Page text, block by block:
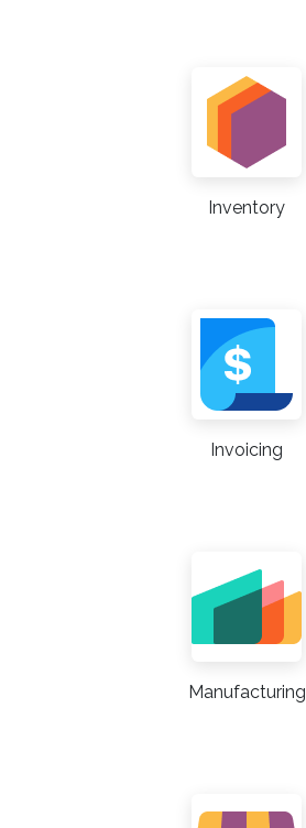
Inventory
Invoicing
Manufacturing